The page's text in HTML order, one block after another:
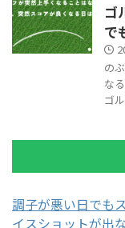
ゴ
で
の
な
ゴ
調子が悪い日でも
イスショットが出